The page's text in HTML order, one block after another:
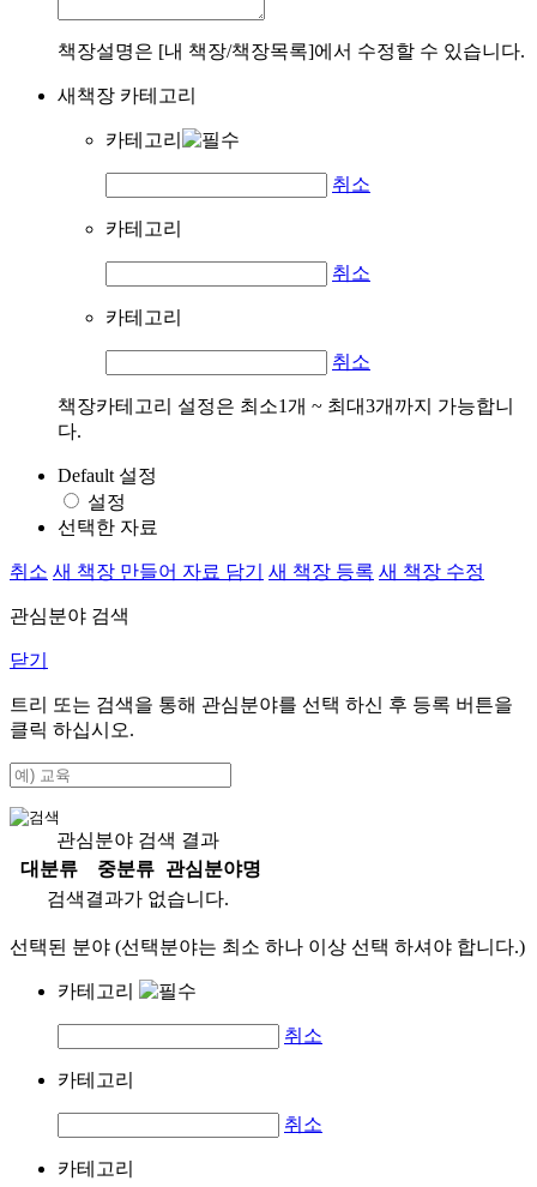
책장설명은 [내 책장/책장목록]에서 수정할 수 있습니다.
새책장 카테고리
카테고리
취소
카테고리
취소
카테고리
취소
책장카테고리 설정은 최소1개 ~ 최대3개까지 가능합니
다.
Default 설정
설정
선택한 자료
취소 새 책장 만들어 자료 담기 새 책장 등록 새 책장 수정
관심분야 검색
닫기
트리 또는 검색을 통해 관심분야를 선택 하신 후 등록 버튼을
클릭 하십시오.
관심분야 검색 결과
대분류
중분류
관심분야명
검색결과가 없습니다.
선택된 분야 (선택분야는 최소 하나 이상 선택 하셔야 합니다.)
카테고리
취소
카테고리
취소
카테고리